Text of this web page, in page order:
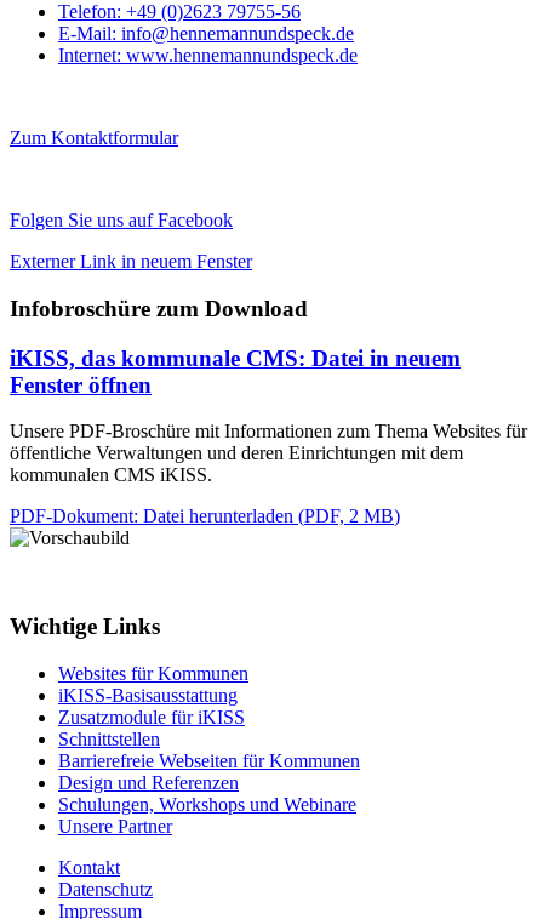
Telefon: +49 (0)2623 79755-56
E-Mail: info@hennemannundspeck.de
Internet: www.hennemannundspeck.de
Zum Kontaktformular
Folgen Sie uns auf Facebook
Externer Link in neuem Fenster
Infobroschüre zum Download
iKISS, das kommunale CMS: Datei in neuem
Fenster öffnen
Unsere PDF-Broschüre mit Informationen zum Thema Websites für
öffentliche Verwaltungen und deren Einrichtungen mit dem
kommunalen CMS iKISS.
PDF-Dokument: Datei herunterladen (PDF, 2 MB)
Wichtige Links
Websites für Kommunen
iKISS-Basisausstattung
Zusatzmodule für iKISS
Schnittstellen
Barrierefreie Webseiten für Kommunen
Design und Referenzen
Schulungen, Workshops und Webinare
Unsere Partner
Kontakt
Datenschutz
Impressum